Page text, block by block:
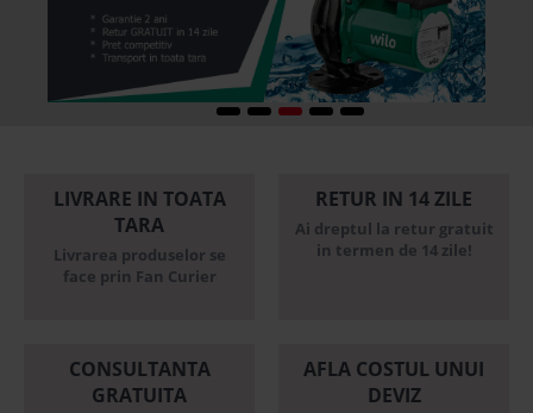
LIVRARE IN TOATA
TARA
Livrarea produselor se
face prin Fan Curier
RETUR IN 14 ZILE
Ai dreptul la retur gratuit
in termen de 14 zile!
CONSULTANTA
GRATUITA
AFLA COSTUL UNUI
DEVIZ